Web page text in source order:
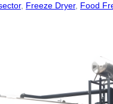
, Freeze Dryer, Food